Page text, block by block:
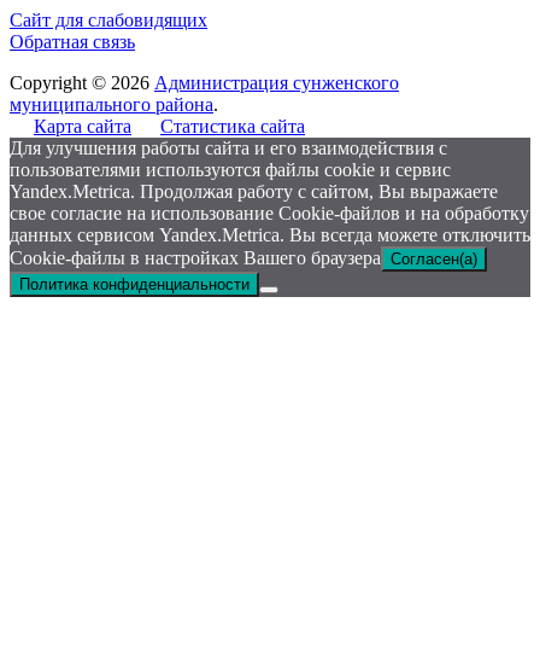
Сайт для слабовидящих
Обратная связь
Copyright © 2026 Администрация сунженского
муниципального района.
Карта сайта
Статистика сайта
Для улучшения работы сайта и его взаимодействия с
пользователями используются файлы cookie и сервис
Yandex.Metrica. Продолжая работу с сайтом, Вы выражаете
свое согласие на использование Cookie-файлов и на обработку
данных сервисом Yandex.Metrica. Вы всегда можете отключить
Cookie-файлы в настройках Вашего браузера Согласен(а)
Политика конфиденциальности